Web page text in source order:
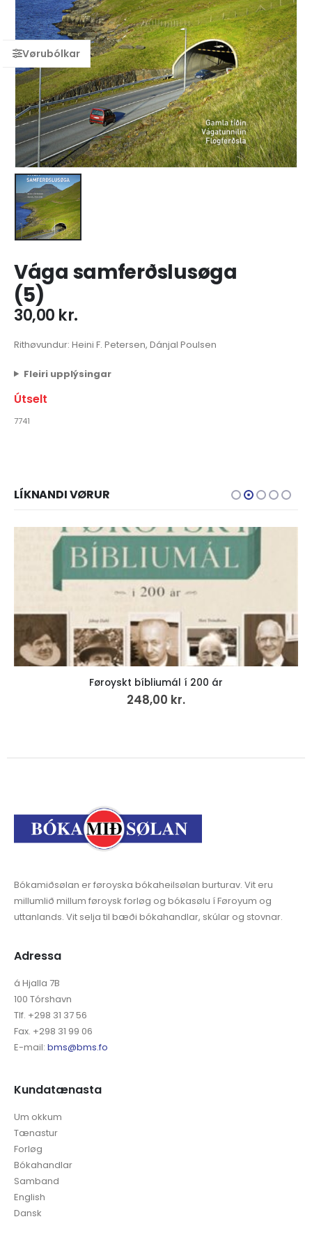
Vága samferðslusøga
(5)
30,00 kr.
Rithøvundur: Heini F. Petersen, Dánjal Poulsen
Fleiri upplýsingar
Útselt
7741
LÍKNANDI VØRUR
Føroyskt bíbliumál í 200 ár
248,00 kr.
Bókamiðsølan er føroyska bókaheilsølan burturav. Vit eru
millumlið millum føroysk forløg og bókasølu í Føroyum og
uttanlands. Vit selja til bæði bókahandlar, skúlar og stovnar.
Adressa
á Hjalla 7B
100 Tórshavn
Tlf. +298 31 37 56
Fax. +298 31 99 06
E-mail: bms@bms.fo
Kundatænasta
Um okkum
Tænastur
Forløg
Bókahandlar
Samband
English
Dansk